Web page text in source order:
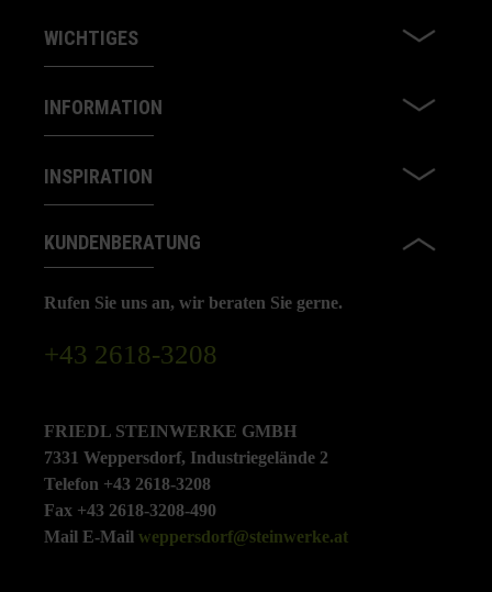
WICHTIGES
INFORMATION
INSPIRATION
KUNDENBERATUNG
Rufen Sie uns an, wir beraten Sie gerne.
+43 2618-3208
FRIEDL STEINWERKE GMBH
7331 Weppersdorf, Industriegelände 2
Telefon +43 2618-3208
Fax +43 2618-3208-490
Mail E-Mail weppersdorf@steinwerke.at